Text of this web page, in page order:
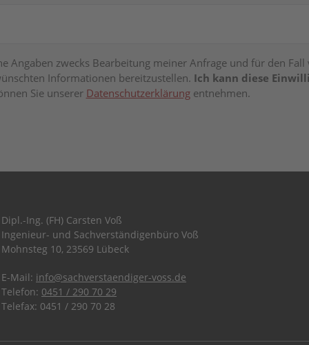
Angaben zwecks Bearbeitung meiner Anfrage und für den
Informationen bereitzustellen. Ich kann diese
Sie unserer Datenschutzerklärungentnehmen.
Dipl.-Ing. (FH) Carsten Voß
Ingenieur- und Sachverständigenbüro Voß
Mohnsteg 10, 23569 Lübeck
E-Mail: info@sachverstaendiger-voss.de
Telefon: 0451 / 290 70 29
Telefax: 0451 / 290 70 28